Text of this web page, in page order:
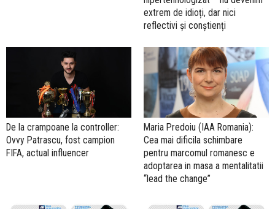
extrem de idioți, dar nici
reflectivi și conștienți
De la crampoane la controller:
Ovvy Patrascu, fost campion
FIFA, actual influencer
Maria Predoiu (IAA Romania):
Cea mai dificila schimbare
pentru marcomul romanesc e
adoptarea in masa a mentalitatii
“lead the change”